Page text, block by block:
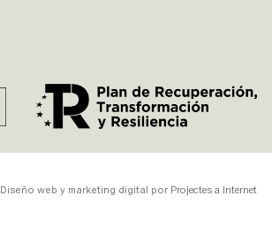
Diseño web y marketing digital por Projectes a Internet